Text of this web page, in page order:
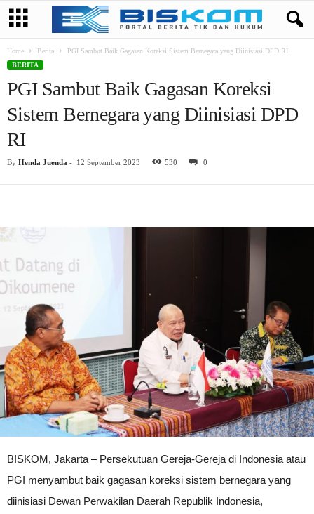
Home Berita
PGI Sambut Baik Gagasan Koreksi Sistem Bernegara yang Diinisiasi DPD RI
BERITA
PGI Sambut Baik Gagasan Koreksi
Sistem Bernegara yang Diinisiasi DPD
RI
By Henda Juenda - 12 September 2023 530 0
BISKOM, Jakarta – Persekutuan Gereja-Gereja di Indonesia atau
PGI menyambut baik gagasan koreksi sistem bernegara yang
diinisiasi Dewan Perwakilan Daerah Republik Indonesia,